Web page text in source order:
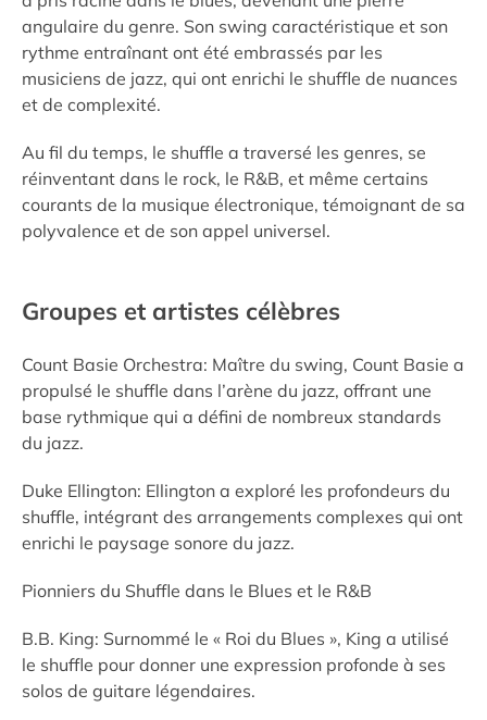
angulaire du genre. Son swing caractéristique et son
rythme entraînant ont été embrassés par les
musiciens de jazz, qui ont enrichi le shuffle de nuances
et de complexité.
Au fil du temps, le shuffle a traversé les genres, se
réinventant dans le rock, le R&B, et même certains
courants de la musique électronique, témoignant de sa
polyvalence et de son appel universel.
Groupes et artistes célèbres
Count Basie Orchestra: Maître du swing, Count Basie a
propulsé le shuffle dans l’arène du jazz, offrant une
base rythmique qui a défini de nombreux standards
du jazz.
Duke Ellington: Ellington a exploré les profondeurs du
shuffle, intégrant des arrangements complexes qui ont
enrichi le paysage sonore du jazz.
Pionniers du Shuffle dans le Blues et le R&B
B.B. King: Surnommé le « Roi du Blues », King a utilisé
le shuffle pour donner une expression profonde à ses
solos de guitare légendaires.